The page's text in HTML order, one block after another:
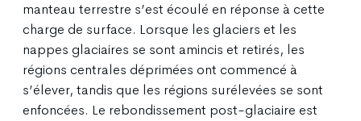
manteau terrestre s’est écoulé en réponse à cette
charge de surface. Lorsque les glaciers et les
nappes glaciaires se sont amincis et retirés, les
régions centrales déprimées ont commencé à
s’élever, tandis que les régions surélevées se sont
enfoncées. Le rebondissement post-glaciaire est